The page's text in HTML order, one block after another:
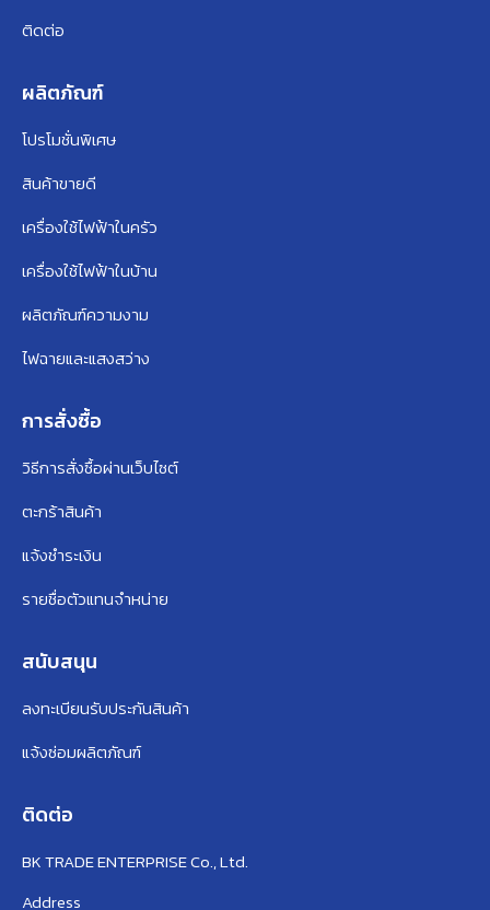
ติดต่อ
ผลิตภัณฑ์
โปรโมชั่นพิเศษ
สินค้าขายดี
เครื่องใช้ไฟฟ้าในครัว
เครื่องใช้ไฟฟ้าในบ้าน
ผลิตภัณฑ์ความงาม
ไฟฉายและแสงสว่าง
การสั่งซื้อ
วิธีการสั่งซื้อผ่านเว็บไซต์
ตะกร้าสินค้า
แจ้งชำระเงิน
รายชื่อตัวแทนจำหน่าย
สนับสนุน
ลงทะเบียนรับประกันสินค้า
แจ้งซ่อมผลิตภัณฑ์
ติดต่อ
BK TRADE ENTERPRISE Co., Ltd.
Address